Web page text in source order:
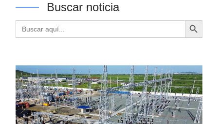
Buscar noticia
Buscar: Botón de búsqueda